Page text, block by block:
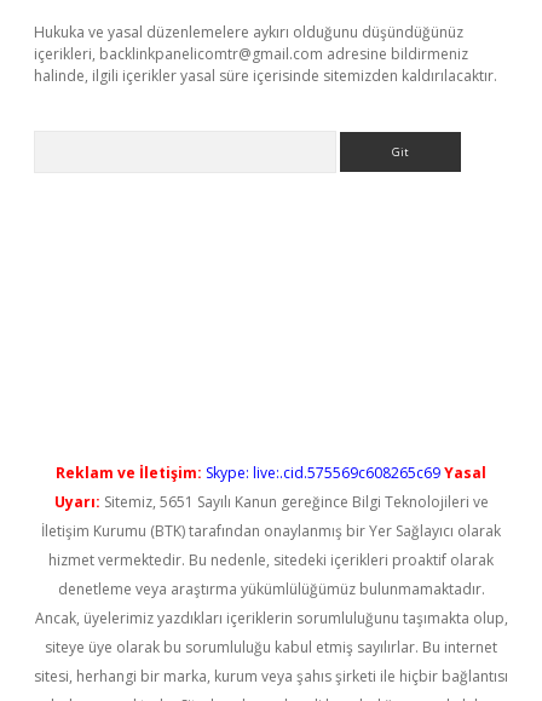
Hukuka ve yasal düzenlemelere aykırı olduğunu düşündüğünüz
içerikleri, backlinkpanelicomtr@gmail.com adresine bildirmeniz
halinde, ilgili içerikler yasal süre içerisinde sitemizden kaldırılacaktır.
Reklam ve İletişim: Skype: live:.cid.575569c608265c69Yasal
Uyarı: Sitemiz, 5651 Sayılı Kanun gereğince Bilgi Teknolojileri ve
İletişim Kurumu (BTK) tarafından onaylanmış bir Yer Sağlayıcı olarak
hizmet vermektedir. Bu nedenle, sitedeki içerikleri proaktif olarak
denetleme veya araştırma yükümlülüğümüz bulunmamaktadır.
Ancak, üyelerimiz yazdıkları içeriklerin sorumluluğunu taşımakta olup,
siteye üye olarak bu sorumluluğu kabul etmiş sayılırlar. Bu internet
sitesi, herhangi bir marka, kurum veya şahıs şirketi ile hiçbir bağlantısı